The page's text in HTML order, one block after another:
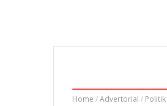
Home /Advertorial / Politik